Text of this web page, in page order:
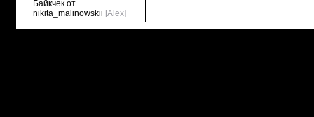
Байкчек от
nikita_malinowskii [Alex]